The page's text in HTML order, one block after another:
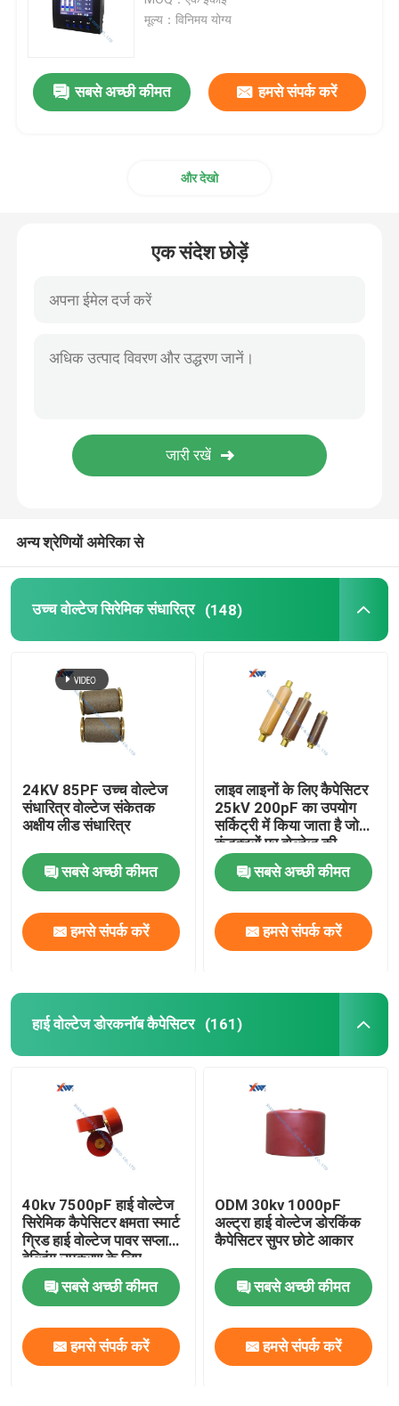
उच्च वोल्टेज फिल्म संधारित्र
लाइव लाइन कैपेसिटर
कैपेसिटिव वोल्टेज डिवाइडर
MOV धातु ऑक्साइड Varistor
पीटीसी एनटीसी थर्मामीटर
उच्च वोल्टेज प्रतिरोधी
मूल्य：विनिमय योग्य
सबसे अच्छी कीमत हमसे संपर्क करें
और देखो
एक संदेश छोड़ें
अन्य श्रेणियों अमेरिका से
उच्च वोल्टेज सिरेमिक संधारित्र (148)
24KV 85PF उच्च वोल्टेज
संधारित्र वोल्टेज संकेतक
अक्षीय लीड संधारित्र
सबसे अच्छी कीमत
हमसे संपर्क करें
लाइव लाइनों के लिए कैपेसिटर
25kV 200pF का उपयोग
सर्किट्री में किया जाता है जो
कंडक्टरों पर वोल्टेज की
उपस्थिति का संकेत देता है
सबसे अच्छी कीमत
हमसे संपर्क करें
हाई वोल्टेज डोरकनॉब कैपेसिटर (161)
40kv 7500pF हाई वोल्टेज
सिरेमिक कैपेसिटर क्षमता स्मार्ट
ग्रिड हाई वोल्टेज पावर सप्लाई
वेल्डिंग उपकरण के लिए
सबसे अच्छी कीमत
हमसे संपर्क करें
ODM 30kv 1000pF
अल्ट्रा हाई वोल्टेज डोरकिंक
कैपेसिटर सुपर छोटे आकार
सबसे अच्छी कीमत
हमसे संपर्क करें